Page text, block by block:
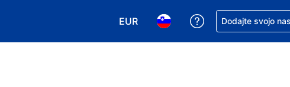
EUR
Izbira valute. Vaša trenutna valuta je
Izbira jezika. Vaš trenutni
Zaprosite za
Dodajte svojo